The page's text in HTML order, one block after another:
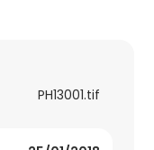
PH13001.tif